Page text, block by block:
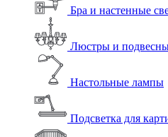
Бра и настенные
Люстры и
Настольные лампы
Подсветка для